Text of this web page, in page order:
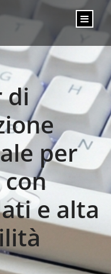
di
per
e alta